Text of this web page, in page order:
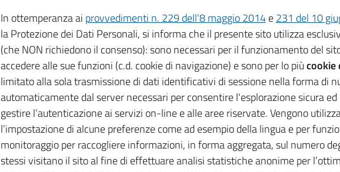
In ottemperanza ai provvedimenti n. 229 dell'8 maggio 2014e231 del 10
la Protezione dei Dati Personali, si informa che il presente sito utilizza
(che NON richiedono il consenso): sono necessari per il funzionamento del
accedere alle sue funzioni (c.d. cookie di navigazione) e sono per lo piùcookie
limitato alla sola trasmissione di dati identificativi di sessione nella forma di
automaticamente dal server necessari per consentire l'esplorazione sicura
gestire l’autenticazione ai servizi on-line e alle aree riservate. Vengono
l’impostazione di alcune preferenze come ad esempio della lingua e per
monitoraggio per raccogliere informazioni, in forma aggregata, sul numero
stessi visitano il sito al fine di effettuare analisi statistiche anonime per